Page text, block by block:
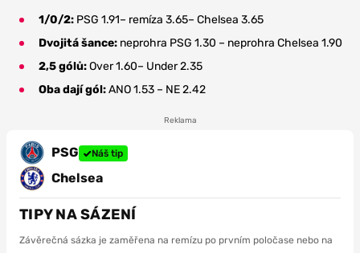
1/0/2: PSG 1.91– remíza 3.65– Chelsea 3.65
Dvojitá šance: neprohra PSG 1.30 – neprohra Chelsea 1.90
2,5 gólů:Over 1.60– Under 2.35
Oba dají gól:ANO 1.53 – NE 2.42
Reklama
PSG Náš tip
Chelsea
TIPY NA SÁZENÍ
Závěrečná sázka je zaměřena na remízu po prvním poločase nebo na